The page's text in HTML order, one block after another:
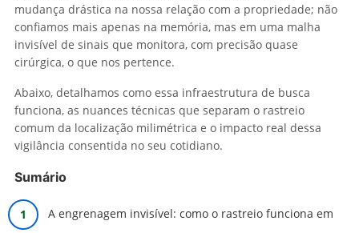
mudança drástica na nossa relação com a propriedade; não
confiamos mais apenas na memória, mas em uma malha
invisível de sinais que monitora, com precisão quase
cirúrgica, o que nos pertence.
Abaixo, detalhamos como essa infraestrutura de busca
funciona, as nuances técnicas que separam o rastreio
comum da localização milimétrica e o impacto real dessa
vigilância consentida no seu cotidiano.
Sumário
A engrenagem invisível: como o rastreio funciona em